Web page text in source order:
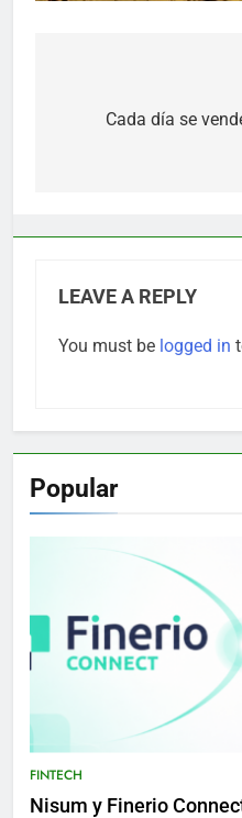
navigation
Cada día se
LEAVE A REPLY
You must be logged in
Popular
FINTECH
Nisum y Finerio